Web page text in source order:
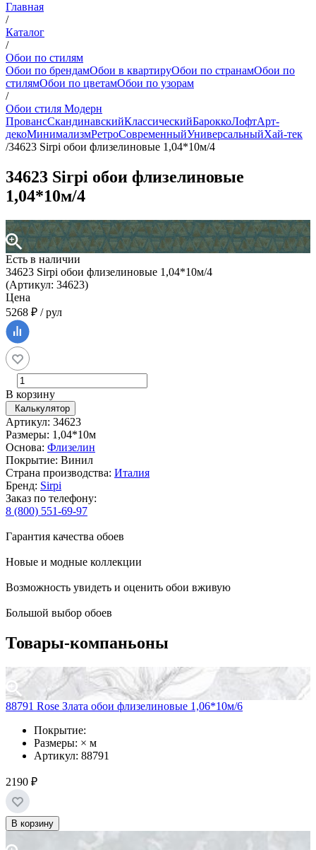
Главная
/
Каталог
/
Обои по стилям
Обои по брендамОбои в квартируОбои по странамОбои по
стилямОбои по цветамОбои по узорам
/
Обои стиля Модерн
ПровансСкандинавскийКлассическийБароккоЛофтАрт-
декоМинимализмРетроСовременныйУниверсальныйХай-тек
/34623 Sirpi обои флизелиновые 1,04*10м/4
34623 Sirpi обои флизелиновые
1,04*10м/4
Есть в наличии
34623 Sirpi обои флизелиновые 1,04*10м/4
(Артикул: 34623)
Цена
5268 ₽ / рул
В корзину
Калькулятор
Артикул: 34623
Размеры: 1,04*10м
Основа: Флизелин
Покрытие: Винил
Страна производства: Италия
Бренд: Sirpi
Заказ по телефону:
8 (800) 551-69-97
Гарантия качества обоев
Новые и модные коллекции
Возможность увидеть и оценить обои вживую
Большой выбор обоев
Товары-компаньоны
88791 Rose Злата обои флизелиновые 1,06*10м/6
Покрытие:
Размеры: × м
Артикул: 88791
2190 ₽
В корзину